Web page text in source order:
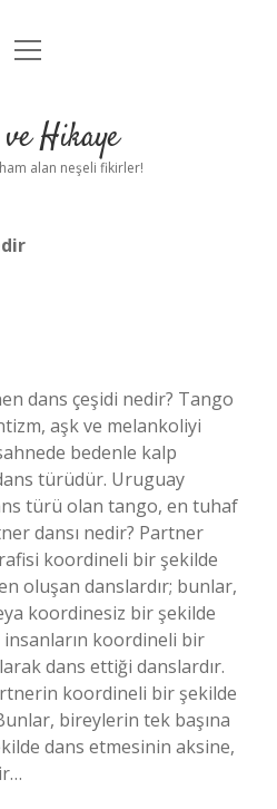
Anasayfa
Uyarı
menüyü
Hikaye
alan neşeli fikirler!
dans çeşidi nedir? Tango
aşk ve melankoliyi
bedenle kalp
dans türüdür. Uruguay
türü olan tango, en tuhaf
dansı nedir? Partner
koordineli bir şekilde
oluşan danslardır; bunlar,
koordinesiz bir şekilde
koordineli bir
dans ettiği danslardır.
koordineli bir şekilde
bireylerin tek başına
dans etmesinin aksine,